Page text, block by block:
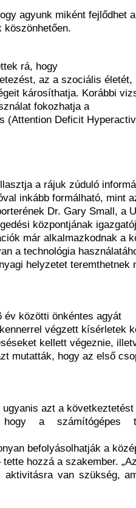
agyunk miként fejlődhet
köszönhetően.
rá, hogy
az a szociális életét,
károsíthatja. Korábbi
fokozhatja a
(Attention Deficit
a rájuk zúduló
inkább formálható, mint
Dr. Gary Small, a
központjának
már alkalmazkodnak a
a technológia
helyzetet teremthetnek
év közötti önkéntes agyát
végzett kísérletek
kellett végeznie,
mutatták, hogy az első
azt a következtetést
a számítógépes
befolyásolhatják a
hozzá a szakember.
aktivitásra van szükség,